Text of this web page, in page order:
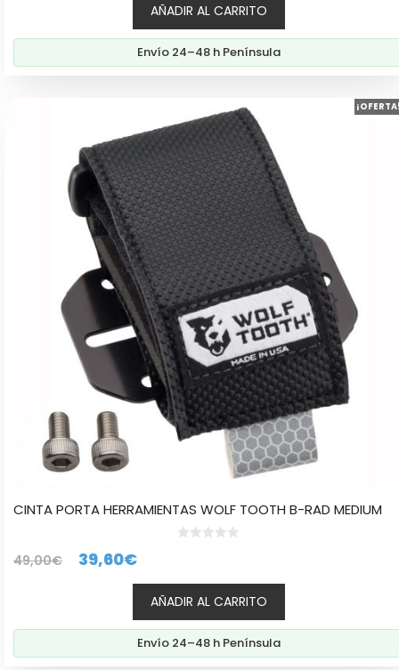
AÑADIR AL CARRITO
Envío 24–48 h Península
CINTA PORTA HERRAMIENTAS WOLF TOOTH B-RAD MEDIUM
49,00€
El
era:
49,00€.
39,60€El
precio
actual
es:
39,60€.
AÑADIR AL CARRITO
Envío 24–48 h Península